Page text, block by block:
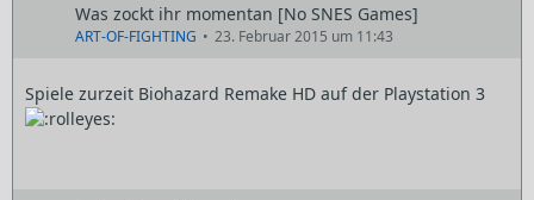
Was zockt ihr momentan [No SNES Games]
ART-OF-FIGHTING 23. Februar 2015 um 11:43
Spiele zurzeit Biohazard Remake HD auf der Playstation 3